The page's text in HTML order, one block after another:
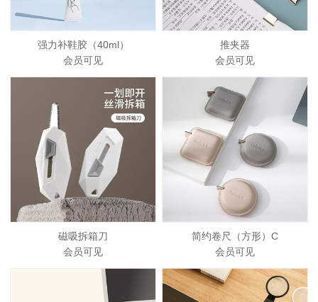
强力补鞋胶（40ml）
会员可见
推夹器
会员可见
磁吸拆箱刀
会员可见
简约卷尺（方形）C
会员可见